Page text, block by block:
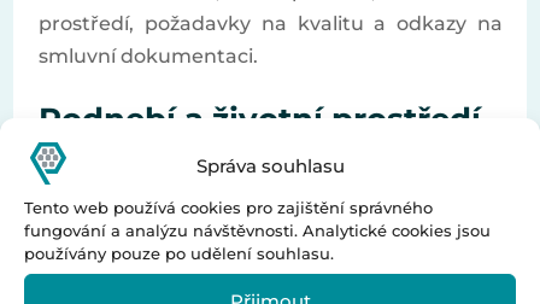
Správa souhlasu
Tento web používá cookies pro zajištění správného
fungování a analýzu návštěvnosti. Analytické cookies jsou
používány pouze po udělení souhlasu.
prostředí, požadavky na kvalitu a odkazy na
smluvní dokumentaci.
Podnebí a životní prostředí
Environmentální management
Společnost Prestar se neustále snaží snižovat
dopady svých vlastních provozů,
dodavatelského řetězce a fáze používání svých